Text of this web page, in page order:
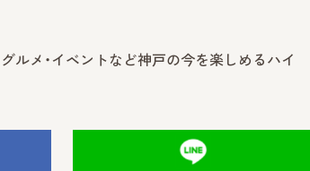
ルメ・イベントなど神戸の今を楽しめるハイ